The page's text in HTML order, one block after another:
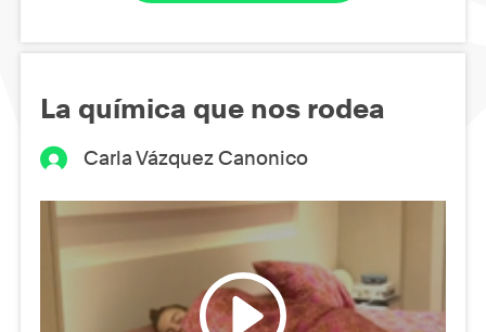
La química que nos rodea
Carla Vázquez Canonico